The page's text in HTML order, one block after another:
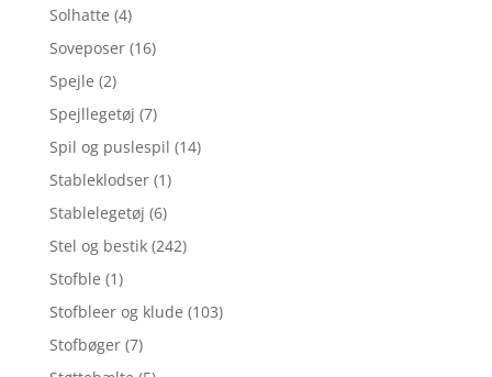
Solhatte (4)
Soveposer (16)
Spejle (2)
Spejllegetøj (7)
Spil og puslespil (14)
Stableklodser (1)
Stablelegetøj (6)
Stel og bestik (242)
Stofble (1)
Stofbleer og klude (103)
Stofbøger (7)